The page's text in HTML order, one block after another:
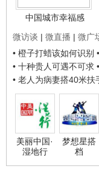
中国城市幸福感
微访谈 | 微直播 | 微广
• 橙子打蜡该如何识别
• 十种贵人可遇不可求
• 老人为病妻搭40米扶
美丽中国·
湿地行
梦想星搭
档